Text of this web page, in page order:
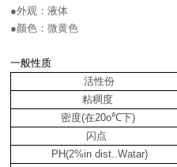
●外观：液体
●颜色：微黄色
一般性质
活性份
粘稠度
密度(在20o℃下)
闪点
PH(2%in dist..Watar)